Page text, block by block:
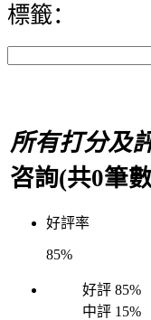
標籤：
所有打分及
咨詢(共0筆
好評率
85%
好評 85%
中評 15%